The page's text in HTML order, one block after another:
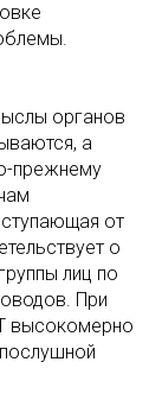
органов
а
прежнему
от
о
лиц по
При
высокомерно